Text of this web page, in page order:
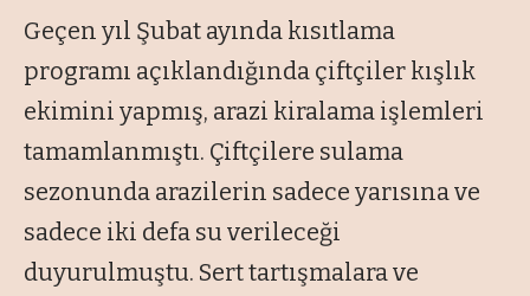
Geçen yıl Şubat ayında kısıtlama
programı açıklandığında çiftçiler kışlık
ekimini yapmış, arazi kiralama işlemleri
tamamlanmıştı. Çiftçilere sulama
sezonunda arazilerin sadece yarısına ve
sadece iki defa su verileceği
duyurulmuştu. Sert tartışmalara ve